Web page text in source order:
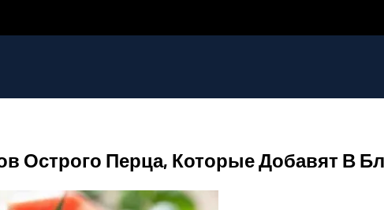
Острого Перца, Которые Добавят В